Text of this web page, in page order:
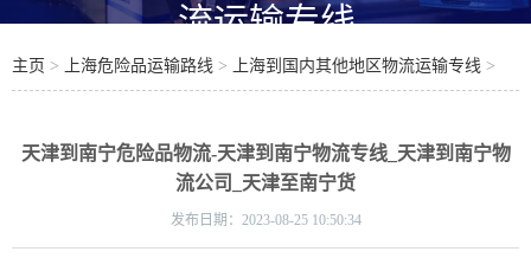
流运输专线
主页 > 上海危险品运输路线 > 上海到国内其他地区物流运输专线 >
天津到南宁危险品物流-天津到南宁物流专线_天津到南宁物
流公司_天津至南宁货
发布日期： 2023-08-25 10:50:34